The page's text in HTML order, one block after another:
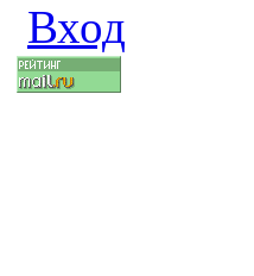
Вход